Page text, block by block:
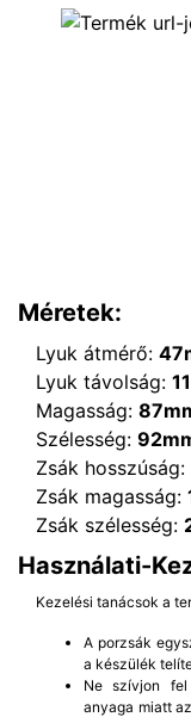
Méretek:
Lyuk átmérő:
Lyuk távolság:
Magasság:
Szélesség:
Zsák hosszúság:
Zsák magasság:
Zsák szélesség:
Használati-
Kezelési tanácsok a
A porzsák
a készülék
Ne szívjon
anyaga miatt